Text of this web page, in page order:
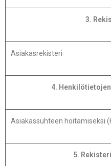
3.
Asiakasrekisteri
4.
Asiakassuhteen hoitamiseksi
5.